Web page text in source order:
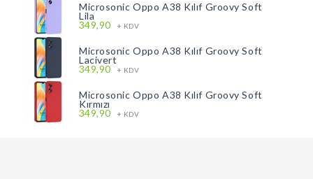
Microsonic Oppo A38 Kılıf Groovy Soft
Lila
349,90 + KDV
Microsonic Oppo A38 Kılıf Groovy Soft
Lacivert
349,90 + KDV
Microsonic Oppo A38 Kılıf Groovy Soft
Kırmızı
349,90 + KDV